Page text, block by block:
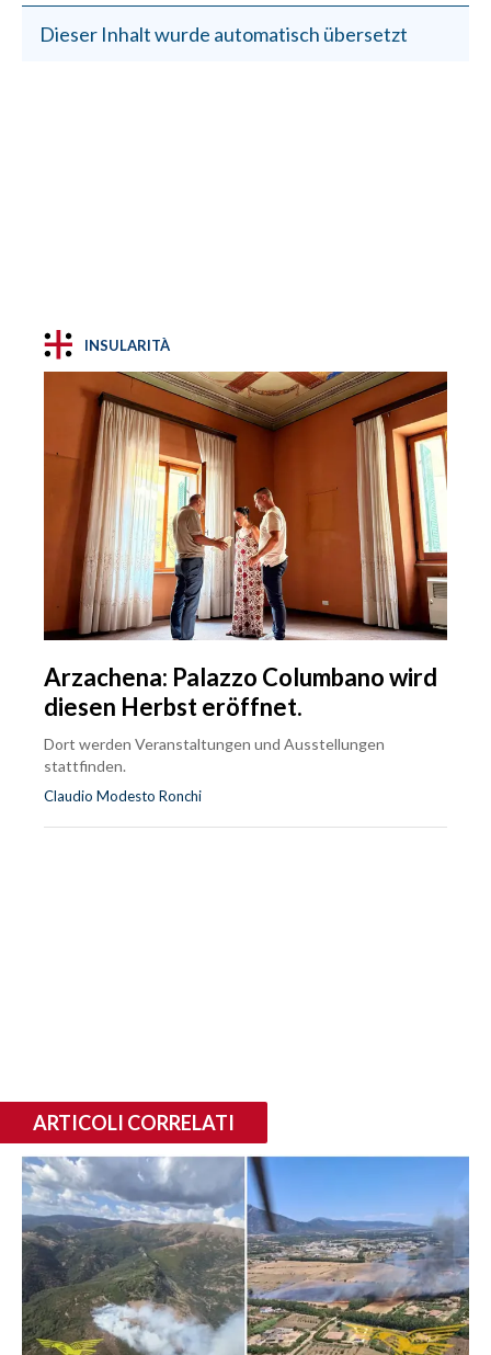
Dieser Inhalt wurde automatisch übersetzt
INSULARITÀ
Arzachena: Palazzo Columbano wird
diesen Herbst eröffnet.
Dort werden Veranstaltungen und Ausstellungen
stattfinden.
Claudio Modesto Ronchi
ARTICOLI CORRELATI